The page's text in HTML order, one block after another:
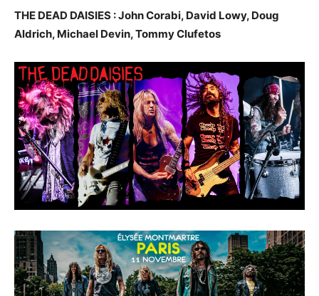
THE DEAD DAISIES : John Corabi, David Lowy, Doug
Aldrich, Michael Devin, Tommy Clufetos